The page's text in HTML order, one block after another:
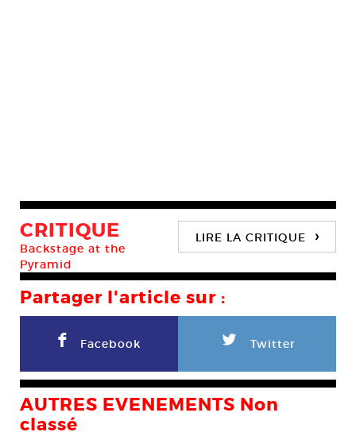
CRITIQUE
Backstage at the
Pyramid
LIRE LA CRITIQUE ›
Partager l'article sur :
F Facebook L Twitter
AUTRES EVENEMENTS Non
classé